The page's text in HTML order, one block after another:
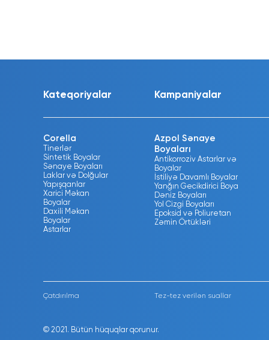
Kateqoriyalar Kampaniyalar
Corella
Tinerlər
Sintetik Boyalar
Sənaye Boyaları
Laklar və Dolğular
Yapışqanlar
Xarici Məkan
Boyalar
Daxili Məkan
Boyalar
Astarlar
Azpol Sənaye
Boyaları
Antikorroziv Astarlar və
Boyalar
İstiliyə Davamlı Boyalar
Yanğın Gecikdirici Boya
Dəniz Boyaları
Yol Cizgi Boyaları
Epoksid və Poliuretan
Zəmin Örtükləri
Çatdırılma Tez-tez verilən suallar
© 2021. Bütün hüquqlar qorunur.